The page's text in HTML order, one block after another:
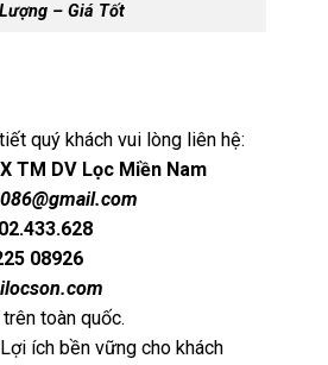
Lượng – Giá Tốt
quý khách vui lòng liên hệ:
TM DV Lọc Miền Nam
08926
toàn quốc.
ích bền vững cho khách